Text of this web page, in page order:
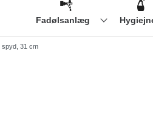
Fadølsanlæg
31 cm